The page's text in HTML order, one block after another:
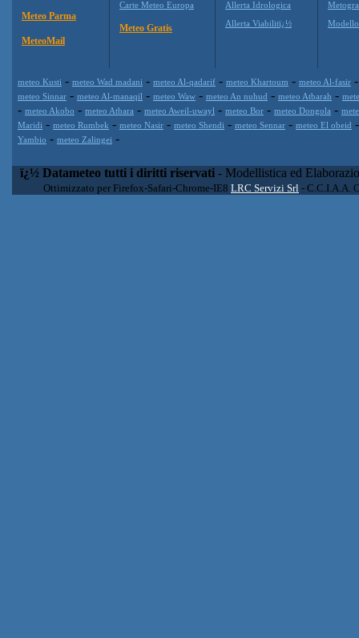
Meteo Parma
MeteoMail
Carte Meteo Europa
Meteo Gratis
Allerta Idrologica
Allerta Viabilitï¿½
meteo Kusti - meteo Wad madani - meteo Al-qadarif - meteo Khartoum - meteo Al-fasir
meteo Sinnar - meteo Al-manaqil - meteo Waw - meteo An nuhud - meteo Atbarah -
- meteo Akobo - meteo Atbara - meteo Aweil-uwayl - meteo Bor - meteo Dongola -
Maridi - meteo Rumbek - meteo Nasir - meteo Shendi - meteo Sennar - meteo El obeid
Yambio - meteo Zalingei -
ï¿½ Datameteo tutti i diritti riservati - Modellistica ed
Ottimizzato per Firefox-Safari-Chrome-IE8 LRC Servizi Srl - C.C.I.A.A.